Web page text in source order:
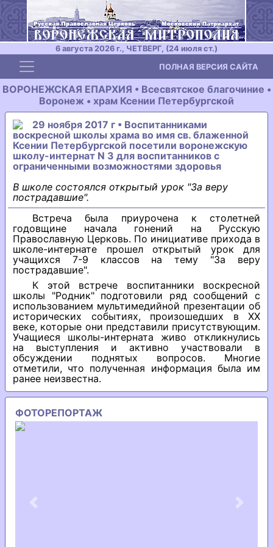
6 августа 2026 г., ЧЕТВЕРГ, (24 июля ст.)
Toggle navigation ПОЛНАЯ ВЕРСИЯ САЙТА
ВОРОНЕЖСКАЯ ЕПАРХИЯ • Всесвятское благочиние •
Воронеж • храм Ксении Петербургской
29 ноября 2017 г • Воспитанниками
воскресной школы храма во имя св. блаженной
Ксении Петербургской посетили воронежскую
школу-интернат N 3 для воспитанников с
ограниченными возможностями здоровья
В школе состоялся открытый урок "За веру
пострадавшие".
Встреча была приурочена к столетней
годовщине начала гонений на Русскую
Православную Церковь. По инициативе прихода в
школе-интернате прошел открытый урок для
учащихся 7-9 классов на тему "За веру
пострадавшие".
К этой встрече воспитанники воскресной
школы "Родник" подготовили ряд сообщений с
использованием мультимедийной презентации об
исторических событиях, произошедших в ХХ
веке, которые они представили присутствующим.
Учащиеся школы-интерната живо откликнулись
на выступления и активно участвовали в
обсуждении поднятых вопросов. Многие
отметили, что полученная информация была им
ранее неизвестна.
ФОТОРЕПОРТАЖ
Previous Next